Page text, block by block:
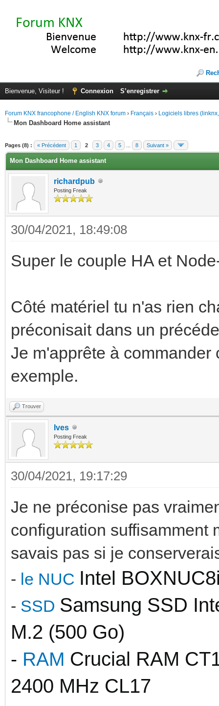
Bienvenue, Visiteur ! Connexion S’enregistrer
Forum KNX francophone / English KNX forum › Français › Logiciels libres
Mon Dashboard Home assistant
Pages (8) : « Précédent 1 2 3 4 5 8 Suivant »
Mon Dashboard Home assistant
richardpub
Posting Freak
30/04/2021, 18:49:08
Super le couple HA et
Côté matériel tu n'as rien
préconisait dans un
Je m'apprête à
exemple.
Trouver
Ives
Posting Freak
30/04/2021, 19:17:29
Je ne préconise pas
configuration suffisamment
savais pas si je
- le NUC Intel
- SSD Samsung SSD
M.2 (500 Go)
- RAM Crucial RAM
2400 MHz CL17